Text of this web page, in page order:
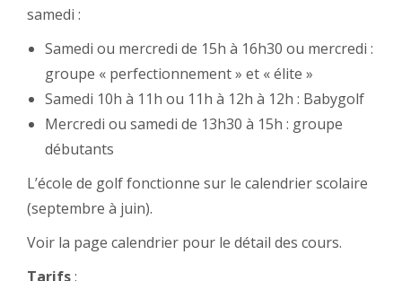
samedi :
Samedi ou mercredi de 15h à 16h30 ou mercredi :
groupe « perfectionnement » et « élite »
Samedi 10h à 11h ou 11h à 12h à 12h : Babygolf
Mercredi ou samedi de 13h30 à 15h : groupe
débutants
L’école de golf fonctionne sur le calendrier scolaire
(septembre à juin).
Voir la page calendrier pour le détail des cours.
Tarifs: